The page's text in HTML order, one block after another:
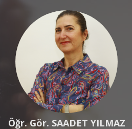
Öğr. Gör. SAADET YILMAZ